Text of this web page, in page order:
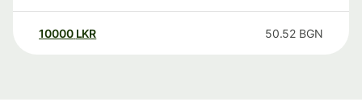
10000 LKR 50.52 BGN